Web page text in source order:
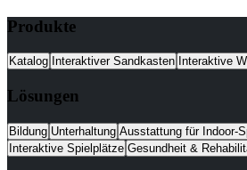
Produkte
Katalog Interaktiver Sandkasten Interaktive
Lösungen
Bildung Unterhaltung Ausstattung für Indoor-
Interaktive Spielplätze Gesundheit &